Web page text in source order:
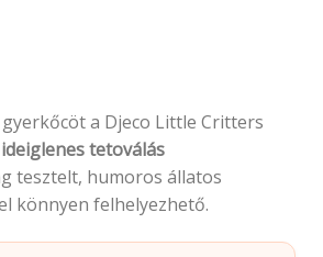
a Djeco Little Critters
ideiglenes tetoválás
tesztelt, humoros állatos
könnyen felhelyezhető.